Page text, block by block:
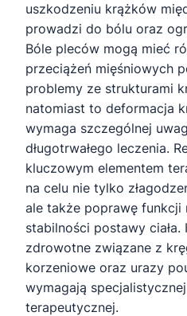
uszkodzeniu krążków
prowadzi do bólu oraz
Bóle pleców mogą mieć
przeciążeń mięśniowych
problemy ze strukturami
natomiast to deformacja
wymaga szczególnej
długotrwałego leczenia.
kluczowym elementem
na celu nie tylko
ale także poprawę funkcji
stabilności postawy ciała.
zdrowotne związane z
korzeniowe oraz urazy
wymagają
terapeutycznej.